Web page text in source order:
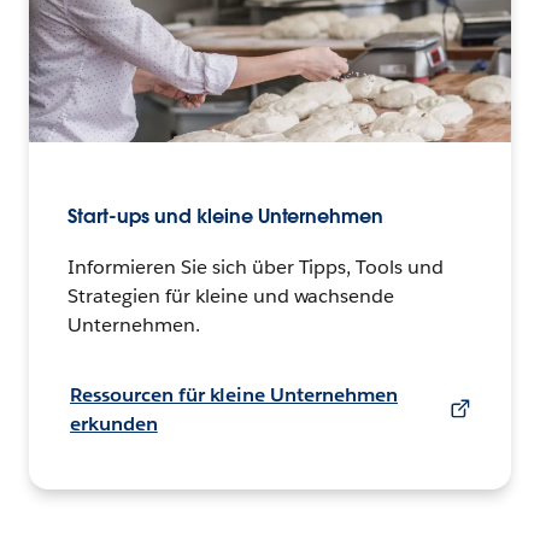
Start-ups und kleine Unternehmen
Informieren Sie sich über Tipps, Tools und
Strategien für kleine und wachsende
Unternehmen.
Ressourcen für kleine Unternehmen
erkunden